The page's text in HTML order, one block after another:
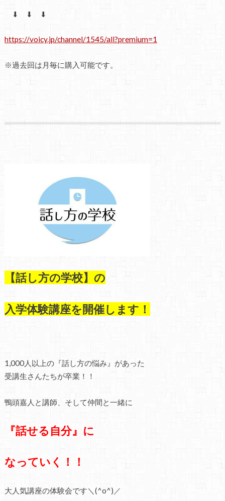
⬇ ⬇ ⬇
https://voicy.jp/channel/1545/all?premium=1
※過去回は月毎に購入可能です。
【話し方の学校】の
入学体験講座を開催します！
1,000人以上の『話し方の悩み』があった
受講生さんたちが卒業！！
鴨頭嘉人と講師、そして仲間と一緒に
『話せる自分』に
なっていく！！
大人気講座の体験会です＼(^o^)／